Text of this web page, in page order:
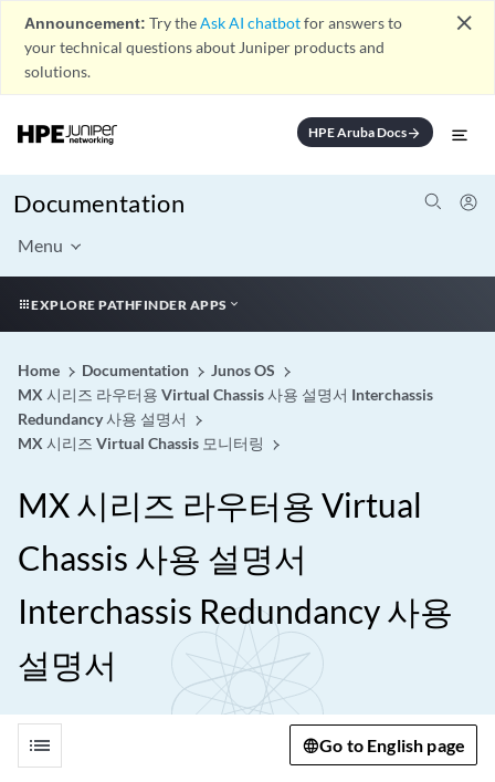
Announcement: Try theAsk AI chatbotfor answers to
your technical questions about Juniper products and
solutions.
close
HPE Aruba Docsarrow_forward
Documentation
Menu
EXPLORE PATHFINDER APPS
Home Documentation
Junos OS
MX 시리즈 라우터용 Virtual Chassis 사용 설명서 Interchassis
Redundancy 사용 설명서
MX 시리즈 Virtual Chassis 모니터링
MX 시리즈 라우터용 Virtual
Chassis 사용 설명서
Interchassis Redundancy 사용
설명서
list Go to English page